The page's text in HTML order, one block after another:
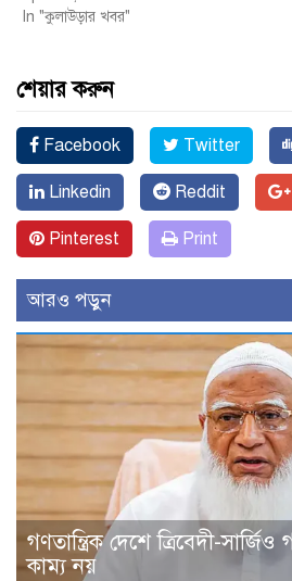
In "কুলাউড়ার খবর"
শেয়ার করুন
Facebook Twitter
Linkedin Reddit
Pinterest Print
আরও পড়ুন
গণতান্ত্রিক দেশে ত্রিবেদী-
কাম্য নয়